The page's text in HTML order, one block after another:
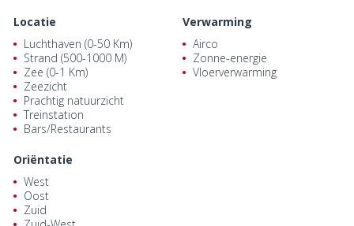
Locatie
Luchthaven (0-50 Km)
Strand (500-1000 M)
Zee (0-1 Km)
Zeezicht
Prachtig natuurzicht
Treinstation
Bars/Restaurants
Verwarming
Airco
Zonne-energie
Vloerverwarming
Oriëntatie
West
Oost
Zuid